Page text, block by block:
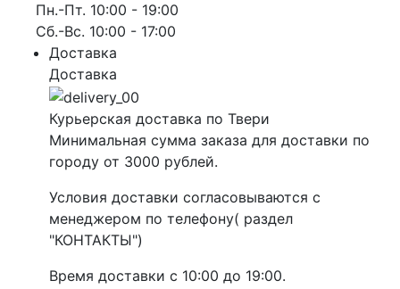
Пн.-Пт. 10:00 - 19:00
Сб.-Вс. 10:00 - 17:00
Доставка
Доставка
Курьерская доставка по Твери
Минимальная сумма заказа для доставки по
городу от 3000 рублей.
Условия доставки согласовываются с
менеджером по телефону( раздел
"КОНТАКТЫ")
Время доставки с 10:00 до 19:00.